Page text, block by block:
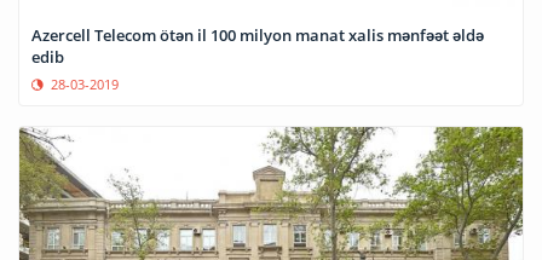
Azercell Telecom ötən il 100 milyon manat xalis mənfəət əldə
edib
28-03-2019